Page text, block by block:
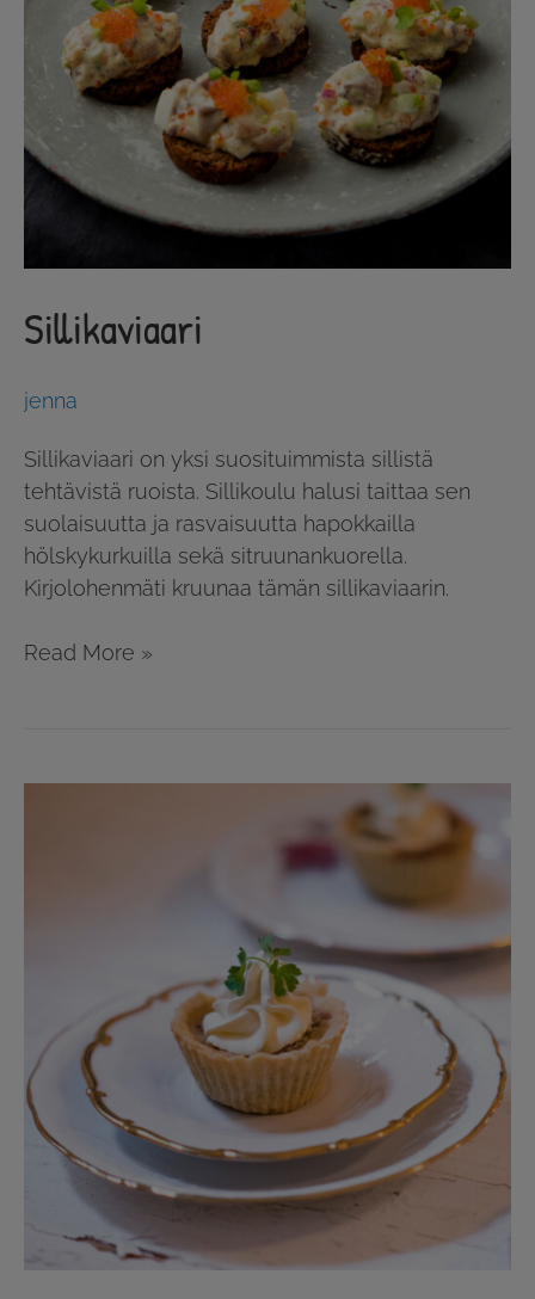
Sillikaviaari
jenna
Sillikaviaari on yksi suosituimmista sillistä
tehtävistä ruoista. Sillikoulu halusi taittaa sen
suolaisuutta ja rasvaisuutta hapokkailla
hölskykurkuilla sekä sitruunankuorella.
Kirjolohenmäti kruunaa tämän sillikaviaarin.
Read More »